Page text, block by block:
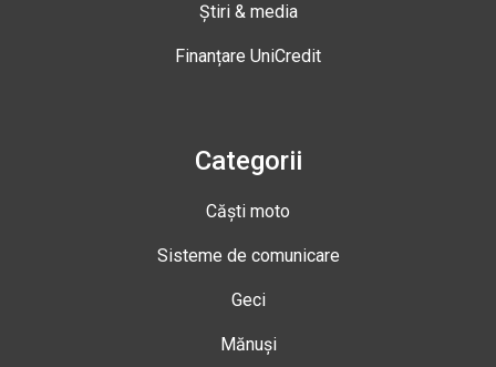
Știri & media
Finanțare UniCredit
Categorii
Căști moto
Sisteme de comunicare
Geci
Mănuși